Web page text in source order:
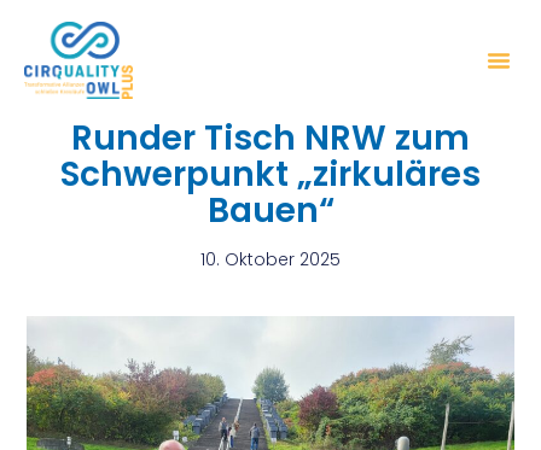
Runder Tisch NRW zum
Schwerpunkt „zirkuläres
Bauen“
10. Oktober 2025